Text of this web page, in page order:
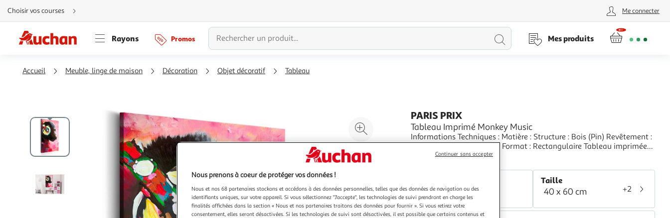
Aller
directement
au
Aller
directement
à
Aller
directement
Choisir vos courses Me connecter
Rayons Promos
Lancer
Mes produits
Accueil Meuble, linge de maison Décoration Objet décoratif Tableau
Agrandir
l'illustration
à
200%
Réduire
l'illustration
100
%
le
produit
PARIS PRIX
Tableau Imprimé Monkey Music
Informations Techniques : Matière : Structure : Bois (Pin) Revêtement :
Toile Intissée Spécificités : Format : Rectangulaire Tableau imprimée
sur toile Impression Full HD Haute Résolution 360 dpi Garantie une
En savoir +
Multicolore
Taille
40 x 60 cm +2
Nous prenons à coeur de protéger vos données !
Nous et nos 68 partenaires stockons et accédons à des données personnelles, telles que des données de navigation ou des
identifiants uniques, sur votre appareil. Si vous sélectionnez "J'accepte", les technologies de suivi prendront en charge les
finalités affichées dans la section « Nous et nos partenaires traitons des données pour fournir ». Si vous retirez votre
consentement, elles seront désactivées. Si les technologies de suivi sont désactivées, il est possible que certains contenus et
Continuer sans accepter